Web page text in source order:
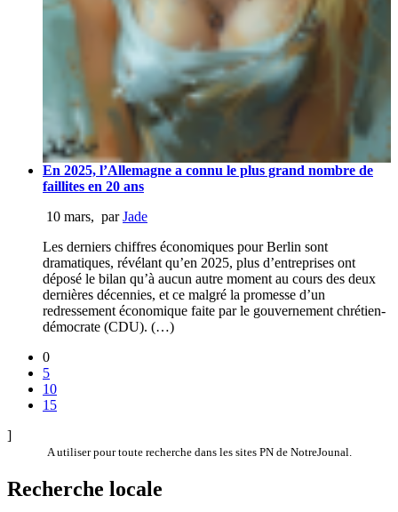
En 2025, l’Allemagne a connu le plus grand nombre de
faillites en 20 ans
10 mars, parJade
Les derniers chiffres économiques pour Berlin sont
dramatiques, révélant qu’en 2025, plus d’entreprises ont
déposé le bilan qu’à aucun autre moment au cours des deux
dernières décennies, et ce malgré la promesse d’un
redressement économique faite par le gouvernement chrétien-
démocrate (CDU). (…)
0
5
10
15
]
A utiliser pour toute recherche dans les sites PN de NotreJounal.
Recherche locale